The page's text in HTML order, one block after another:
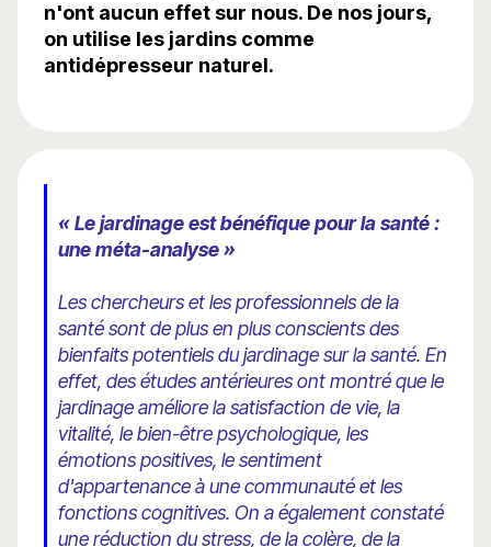
n'ont aucun effet sur nous. De nos jours,
on utilise les jardins comme
antidépresseur naturel.
« Le jardinage est bénéfique pour la santé :
une méta-analyse »
Les chercheurs et les professionnels de la
santé sont de plus en plus conscients des
bienfaits potentiels du jardinage sur la santé. En
effet, des études antérieures ont montré que le
jardinage améliore la satisfaction de vie, la
vitalité, le bien-être psychologique, les
émotions positives, le sentiment
d'appartenance à une communauté et les
fonctions cognitives. On a également constaté
une réduction du stress, de la colère, de la